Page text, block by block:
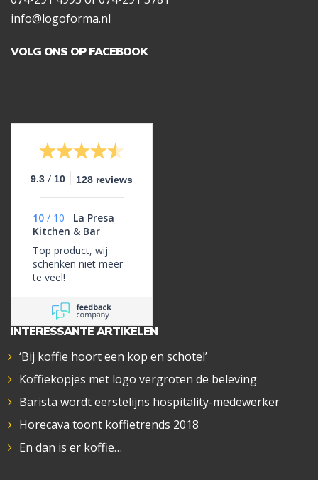
info@logoforma.nl
VOLG ONS OP FACEBOOK
9.3 / 10 128 reviews
10 / 10
La Presa
Kitchen & Bar
Top product, wij
schenken niet meer
te veel!
INTERESSANTE ARTIKELEN
‘Bij koffie hoort een kop en schotel’
Koffiekopjes met logo vergroten de beleving
Barista wordt eerstelijns hospitality-medewerker
Horecava toont koffietrends 2018
En dan is er koffie…